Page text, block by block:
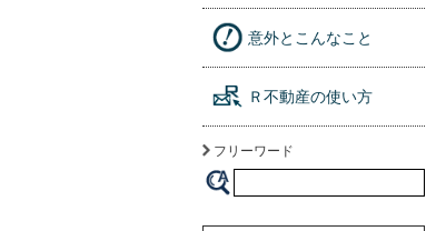
意外とこんなこと
Ｒ不動産の使い方
フリーワード